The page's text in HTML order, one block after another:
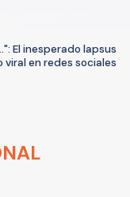
El inesperado lapsus
viral en redes sociales